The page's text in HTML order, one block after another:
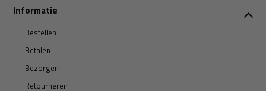
Informatie
Bestellen
Betalen
Bezorgen
Retourneren